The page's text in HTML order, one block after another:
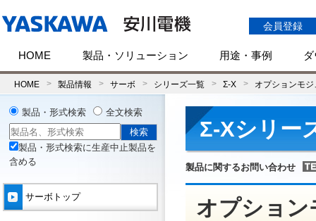
会員登録
HOME 製品・ソリューション 用途・事例
HOME 製品情報 サーボ シリーズ一覧 Σ-X オプションモジ
Σ-Xシリー
製品に関するお問い合わせ
オプション
製品・形式検索 全文検索
製品・形式検索に生産中止製品を
含める
サーボトップ